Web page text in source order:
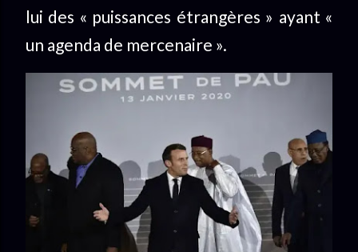
lui des « puissances étrangères » ayant «
un agenda de mercenaire ».